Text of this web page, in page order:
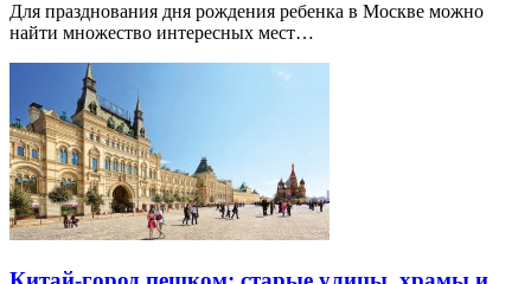
Для празднования дня рождения ребенка в Москве можно
найти множество интересных мест…